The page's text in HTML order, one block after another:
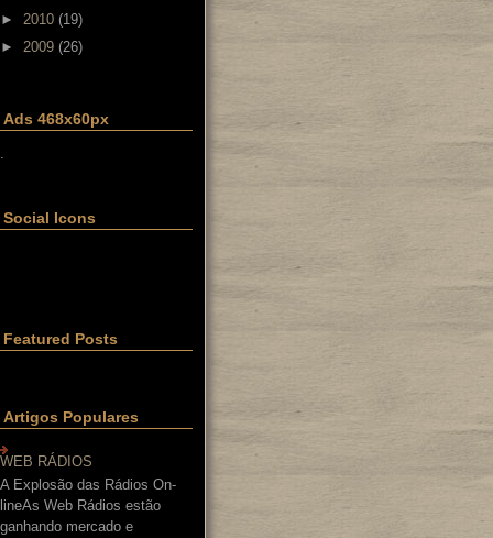
► 2010 (19)
► 2009 (26)
Ads 468x60px
Social Icons
Featured Posts
Artigos Populares
WEB RÁDIOS
A Explosão das Rádios On-
lineAs Web Rádios estão
ganhando mercado e